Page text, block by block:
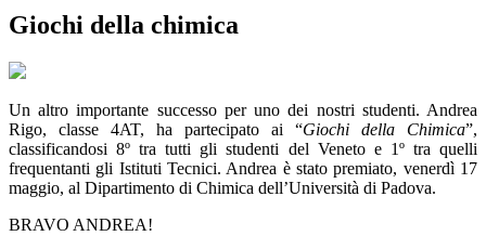
Giochi della chimica
Un altro importante successo per uno dei nostri studenti. Andrea
Rigo, classe 4AT, ha partecipato ai “Giochi della Chimica”,
classificandosi 8º tra tutti gli studenti del Veneto e 1º tra quelli
frequentanti gli Istituti Tecnici. Andrea è stato premiato, venerdì 17
maggio, al Dipartimento di Chimica dell’Università di Padova.
BRAVO ANDREA!